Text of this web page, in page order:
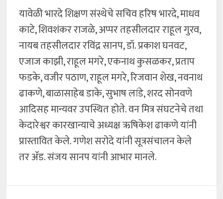
यावेळी भारदे शिक्षण संस्थेचे सचिव हरिष भारदे, माधव
काटे, शिवशंकर राजळे, अप्पर तहसीलदार राहूल गुरव,
नायब तहसीलदार रविंद्र सानप, डॉ. प्रकाश घनवट,
एजाज काझी, राहूल मगरे, एकनाथ कुसळकर, प्रताप
फडके, वजीर पठाण, राहूल मगरे, रिजवान शेख, नवनाथ
ढाकणे, बाळासाहेब डाके, सुभाष लांडे, शरद सोनवणे
आदिसह मान्यवर उपस्थित होते. वन मित्र संघटनेचे तथा
केदारेश्वर कारखान्याचे अध्यक्ष ऋषिकेश ढाकणे यांनी
प्रास्तावित केले. गणेश सरोदे यांनी सूत्रसंचालन केले
तर ॲड. संजय सानप यांनी आभार मानले.